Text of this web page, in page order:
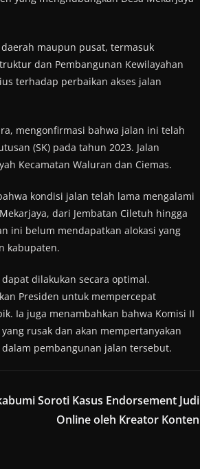
maupun pusat, termasuk
dan Pembangunan Kewilayahan
terhadap perbaikan akses jalan
mengonfirmasi bahwa jalan ini telah
(SK) pada tahun 2023. Jalan
Kecamatan Waluran dan Ciemas.
kondisi jalan telah lama mengalami
dari Jembatan Ciletuh hingga
ini belum mendapatkan alokasi yang
kabupaten.
dilakukan secara optimal.
Presiden untuk mempercepat
Ia juga menambahkan bahwa Komisi II
rusak dan akan mempertanyakan
pembangunan jalan tersebut.
Soroti Kasus Endorsement Judi
Online oleh Kreator Konten